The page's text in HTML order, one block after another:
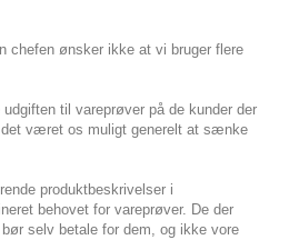
chefen ønsker ikke at vi bruger flere
til vareprøver på de kunder der
det været os muligt generelt at sænke
produktbeskrivelser i
behovet for vareprøver. De der
selv betale for dem, og ikke vore